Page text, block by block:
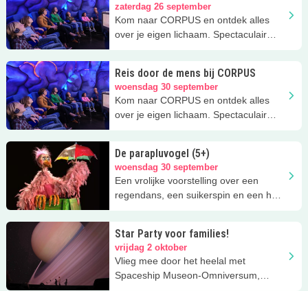
zaterdag 26 september
Kom naar CORPUS en ontdek alles
over je eigen lichaam. Spectaculair
Reis door de mens bij CORPUS
woensdag 30 september
Kom naar CORPUS en ontdek alles
over je eigen lichaam. Spectaculair
De parapluvogel (5+)
woensdag 30 september
Een vrolijke voorstelling over een
regendans, een suikerspin en een hak-
Star Party voor families!
vrijdag 2 oktober
Vlieg mee door het heelal met
Spaceship Museon-Omniversum,